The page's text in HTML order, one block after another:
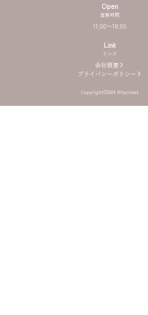
Open
営業時間
11:00〜18:00
Link
リンク
会社概要
プライバシーポリシー
Copyright©︎2024 Ritacloset